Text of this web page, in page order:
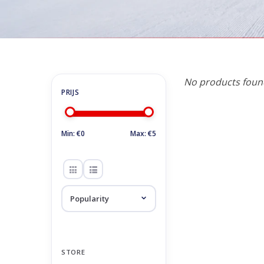
Verhuur
Min: €0 Max: €5
STORE
No products